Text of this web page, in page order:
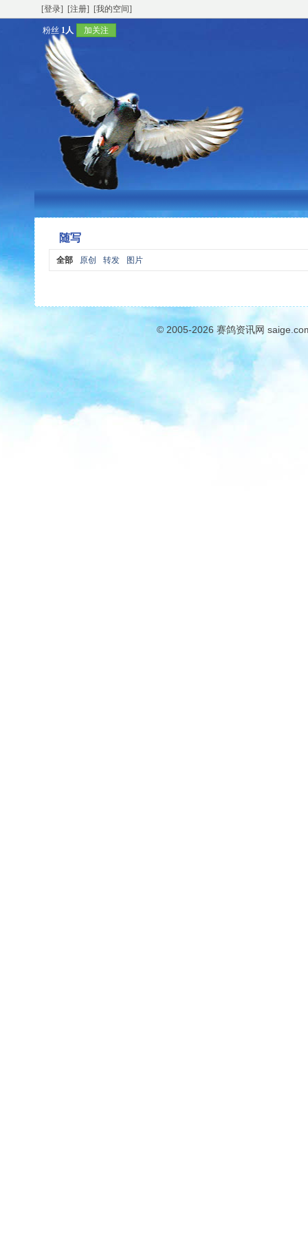
[登录] [注册] [我的空间]
粉丝 1人 加关注
随写
全部 原创 转发 图片
© 2005-2026 赛鸽资讯网